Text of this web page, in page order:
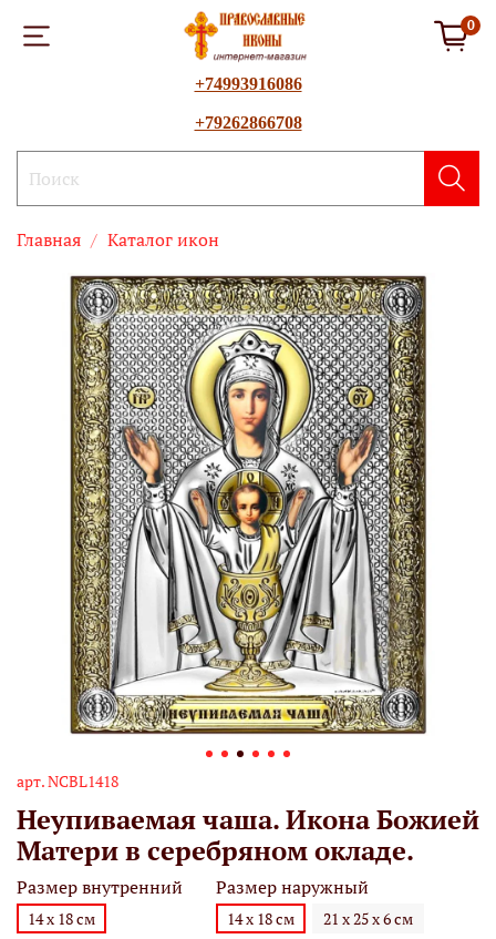
0
+74993916086
+79262866708
Главная Каталог икон
арт.NCBL1418
Неупиваемая чаша. Икона Божией
Матери в серебряном окладе.
Размер внутренний
14 х 18 см
Размер наружный
14 х 18 см 21 х 25 х 6 см